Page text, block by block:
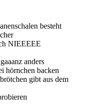
besteht
NIEEEEE
anders
hörnchen backen
gibt aus dem